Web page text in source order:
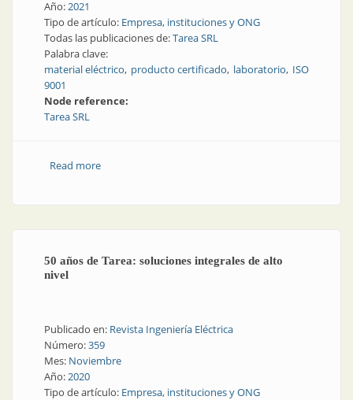
Año:2021
Tipo de artículo: Empresa, instituciones y ONG
Todas las publicaciones de:Tarea SRL
Palabra clave:
material eléctrico producto certificado laboratorio ISO
9001
Node reference:
Tarea SRL
Read moreabout Servicios y gestión de calidad
50 años de Tarea: soluciones integrales de alto
nivel
Publicado en: Revista Ingeniería Eléctrica
Número:359
Mes: Noviembre
Año:2020
Tipo de artículo: Empresa, instituciones y ONG